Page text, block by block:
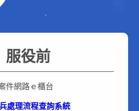
服役前
件網路ｅ櫃台
處理流程查詢系統